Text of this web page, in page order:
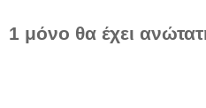
1 μόνο θα έχει